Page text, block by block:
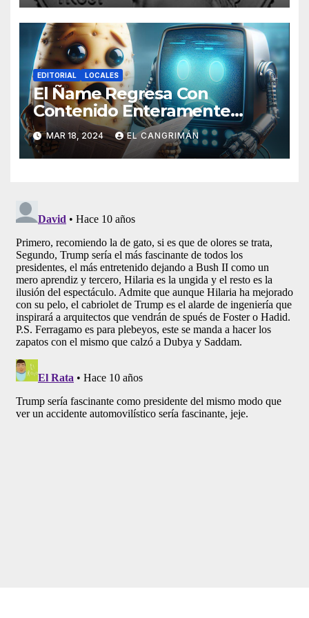
EDITORIAL LOCALES
El Ñame Regresa Con
Contenido Enteramente
Generado Por Inteligencia
Artificial
MAR 18, 2024 EL CANGRIMÁN